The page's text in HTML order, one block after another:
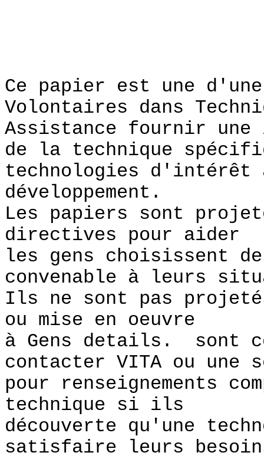
Ce papier est une
Volontaires dans
Assistance fournir
de la technique
technologies d'intérêt
développement.
Les papiers sont
directives pour aider
les gens choisissent
convenable à leurs
Ils ne sont pas
ou mise en oeuvre
à Gens details. sont
contacter VITA ou une
pour renseignements
technique si ils
découverte qu'une
satisfaire leurs